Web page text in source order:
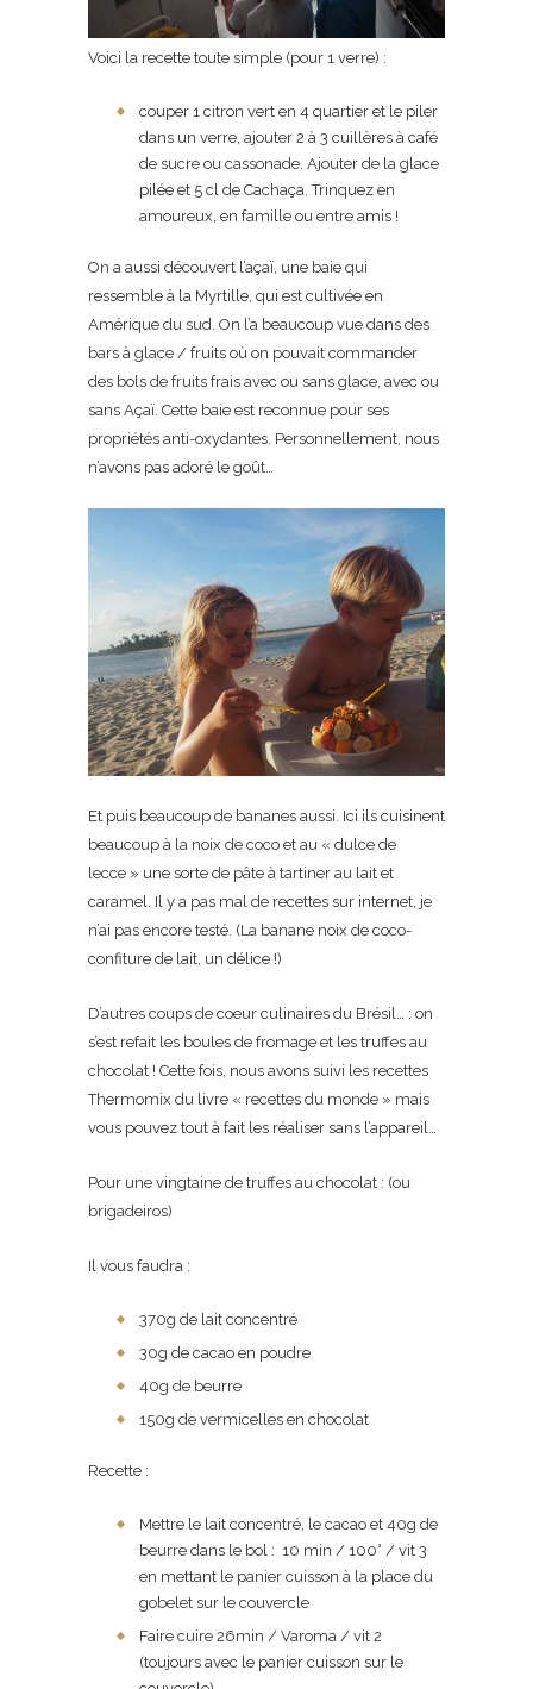
Voici la recette toute simple (pour 1 verre) :
couper 1 citron vert en 4 quartier et le piler
dans un verre, ajouter 2 à 3 cuillères à café
de sucre ou cassonade. Ajouter de la glace
pilée et 5 cl de Cachaça. Trinquez en
amoureux, en famille ou entre amis !
On a aussi découvert l’açaï, une baie qui
ressemble à la Myrtille, qui est cultivée en
Amérique du sud. On l’a beaucoup vue dans des
bars à glace / fruits où on pouvait commander
des bols de fruits frais avec ou sans glace, avec ou
sans Açaï. Cette baie est reconnue pour ses
propriétés anti-oxydantes. Personnellement, nous
n’avons pas adoré le goût…
Et puis beaucoup de bananes aussi. Ici ils cuisinent
beaucoup à la noix de coco et au « dulce de
lecce » une sorte de pâte à tartiner au lait et
caramel. Il y a pas mal de recettes sur internet, je
n’ai pas encore testé. (La banane noix de coco-
confiture de lait, un délice !)
D’autres coups de coeur culinaires du Brésil… : on
s’est refait les boules de fromage et les truffes au
chocolat ! Cette fois, nous avons suivi les recettes
Thermomix du livre « recettes du monde » mais
vous pouvez tout à fait les réaliser sans l’appareil…
Pour une vingtaine de truffes au chocolat : (ou
brigadeiros)
Il vous faudra :
370g de lait concentré
30g de cacao en poudre
40g de beurre
150g de vermicelles en chocolat
Recette :
Mettre le lait concentré, le cacao et 40g de
beurre dans le bol : 10 min / 100° / vit 3
en mettant le panier cuisson à la place du
gobelet sur le couvercle
Faire cuire 26min / Varoma / vit 2
(toujours avec le panier cuisson sur le